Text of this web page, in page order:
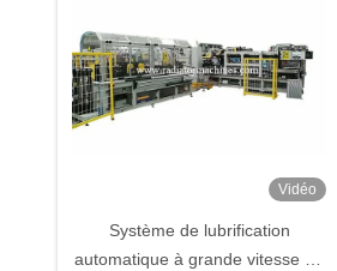
Vidéo
Système de lubrification
automatique à grande vitesse de